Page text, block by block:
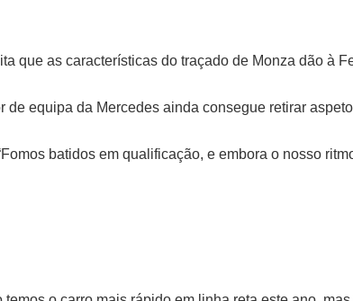
que as características do traçado de Monza dão à
equipa da Mercedes ainda consegue retirar
batidos em qualificação, e embora o nosso